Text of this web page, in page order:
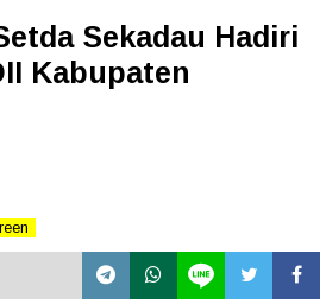
Sekadau Hadiri
Kabupaten